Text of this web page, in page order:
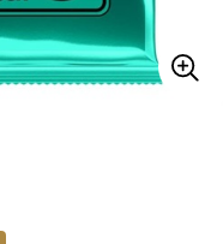
エフェクター